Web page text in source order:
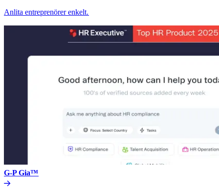
Anlita entreprenörer enkelt.​​
G-P Gia™​​